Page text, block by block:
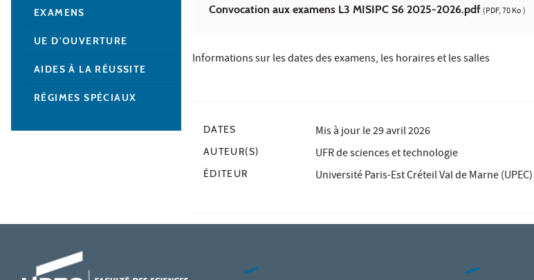
Convocation aux examens L3 MISIPC S6 2025-2026.pdf (PDF, 70 Ko )
Informations sur les dates des examens, les horaires et les salles
DATES Mis à jour le29 avril 2026
AUTEUR(S) UFR de sciences et technologie
ÉDITEUR Université Paris-Est Créteil Val de Marne (UPEC)
EXAMENS
UE D'OUVERTURE
AIDES À LA RÉUSSITE
RÉGIMES SPÉCIAUX